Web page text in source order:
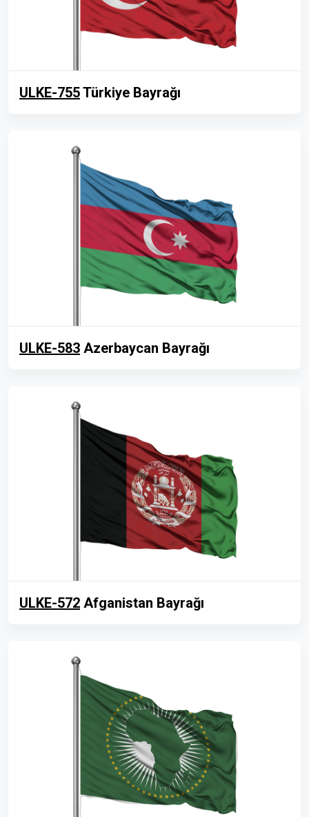
ULKE-755Türkiye Bayrağı
ULKE-583 Azerbaycan Bayrağı
ULKE-572 Afganistan Bayrağı